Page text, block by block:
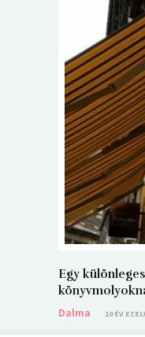
Egy
Dalma
10 ÉV